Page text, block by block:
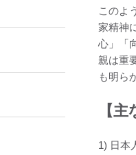
このよ
家精神
心」「
親は重
も明ら
【
1) 日本